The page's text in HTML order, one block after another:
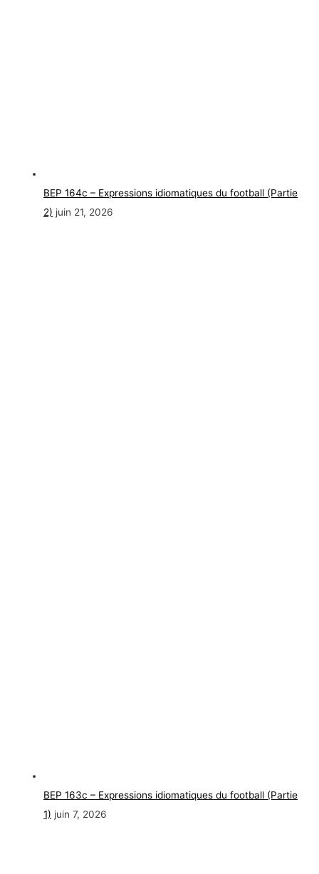
BEP 164c – Expressions idiomatiques du football (Partie
2) juin 21, 2026
BEP 163c – Expressions idiomatiques du football (Partie
1) juin 7, 2026